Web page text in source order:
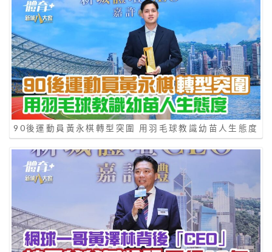
90後運動員黃永棋轉型突圍 用羽毛球教識幼苗人生態度